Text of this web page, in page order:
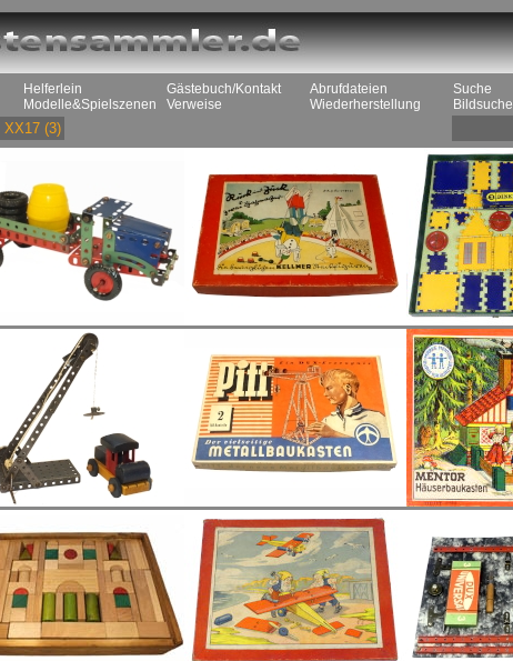
Helferlein
Modelle&Spielszenen
Gästebuch/Kontakt
Verweise
Abrufdateien
Wiederherstellung
Suche
Bildsuche
XX17 (3)